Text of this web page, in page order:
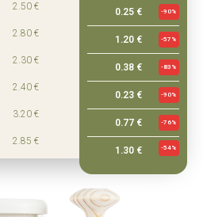
2.50 €
2.80 €
2.30 €
2.40 €
3.20 €
2.85 €
0.25 € -90%
1.20 € -57%
0.38 € -83%
0.23 € -90%
0.77 € -76%
1.30 € -54%